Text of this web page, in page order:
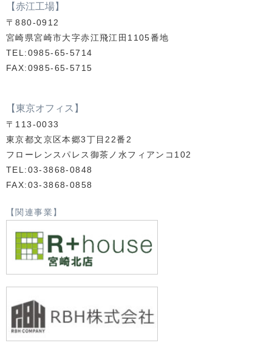
【赤江工場】
〒880-0912
宮崎県宮崎市大字赤江飛江田1105番地
TEL:0985-65-5714
FAX:0985-65-5715
【東京オフィス】
〒113-0033
東京都文京区本郷3丁目22番2
フローレンスパレス御茶ノ水フィアンコ102
TEL:03-3868-0848
FAX:03-3868-0858
【関連事業】